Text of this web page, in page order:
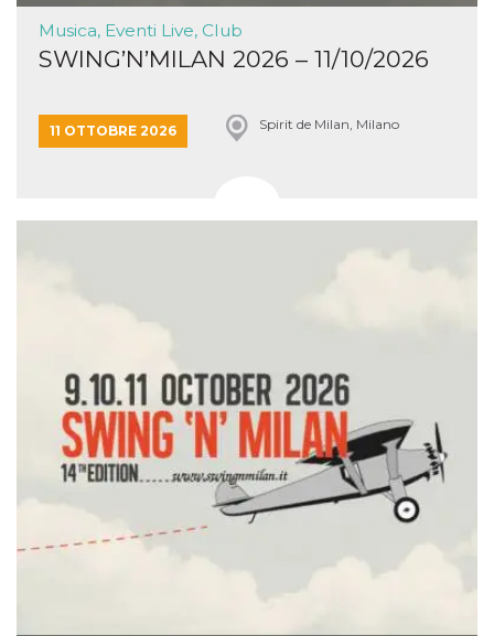
Musica, Eventi Live, Club
SWING’N’MILAN 2026 – 11/10/2026
11 OTTOBRE 2026 Spirit de Milan, Milano